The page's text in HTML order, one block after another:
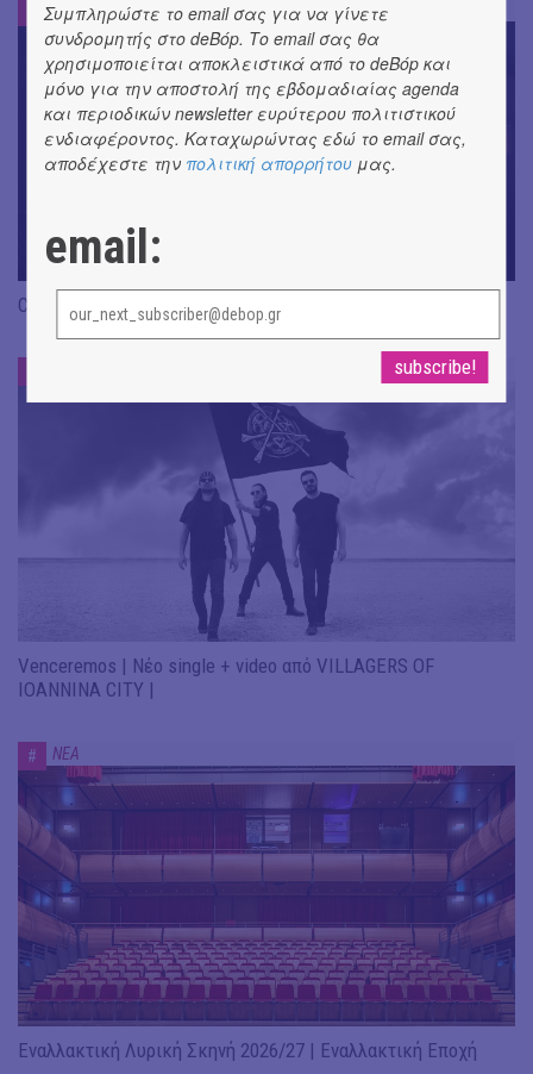
ΝΕΑ
CRACK THE MIRROR - Art of Dreaming | Νέα κυκλοφορία
Venceremos | Νέο single + video από VILLAGERS OF
IOANNINA CITY |
# ΝΕΑ
Εναλλακτική Λυρική Σκηνή 2026/27 | Εναλλακτική Εποχή
Συμπληρώστε το email σας για να γίνετε
συνδρομητής στο deBόp. Το email σας θα
χρησιμοποιείται αποκλειστικά από το deBόp και
μόνο για την αποστολή της εβδομαδιαίας agenda
και περιοδικών newsletter ευρύτερου πολιτιστικού
ενδιαφέροντος. Καταχωρώντας εδώ το email σας,
αποδέχεστε την πολιτική απορρήτου μας.
email: